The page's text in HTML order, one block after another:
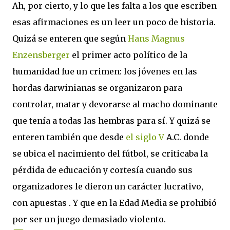
Ah, por cierto, y lo que les falta a los que escriben
esas afirmaciones es un leer un poco de historia.
Quizá se enteren que según Hans Magnus
Enzensberger el primer acto político de la
humanidad fue un crimen: los jóvenes en las
hordas darwinianas se organizaron para
controlar, matar y devorarse al macho dominante
que tenía a todas las hembras para sí. Y quizá se
enteren también que desde el siglo V A.C. donde
se ubica el nacimiento del fútbol, se criticaba la
pérdida de educación y cortesía cuando sus
organizadores le dieron un carácter lucrativo,
con apuestas . Y que en la Edad Media se prohibió
por ser un juego demasiado violento.